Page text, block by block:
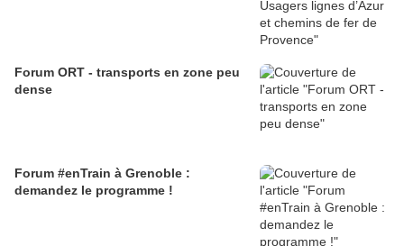
Forum ORT - transports en zone peu
dense
Forum #enTrain à Grenoble :
demandez le programme !